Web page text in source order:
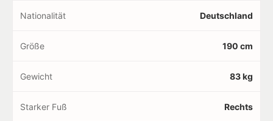
Nationalität Deutschland
Größe 190 cm
Gewicht 83 kg
Starker Fuß Rechts